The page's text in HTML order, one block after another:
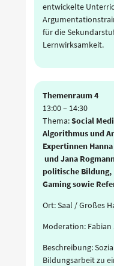
entwickelte
für die
Lernwirksamkeit.
Themenraum 4
13:00– 14:30
Thema:Social
Algorithmus und
Expertinnen
und Jana
politische Bildung,
Gaming sowie
Ort: Saal / Großes
Moderation: Fabian
Beschreibung:
Bildungsarbeit zu